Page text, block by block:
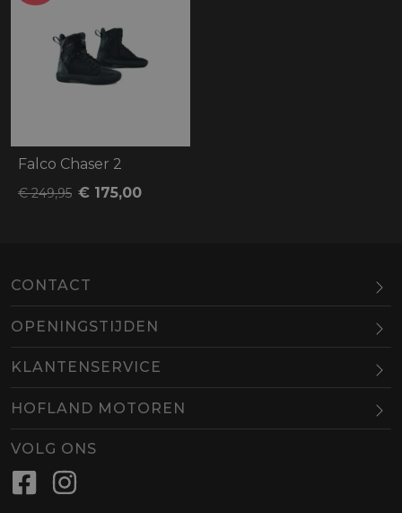
Falco Chaser 2
€ 249,95 € 175,00
CONTACT
BEL EMAIL
OPENINGSTIJDEN
Maandag
Dinsdag
10.00-18.00
Woensdag
Donderdag
Vrijdag
KLANTENSERVICE
HOFLAND MOTOREN
VOLG ONS